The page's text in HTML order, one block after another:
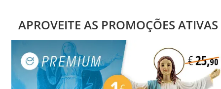
APROVEITE AS PROMOÇÕES ATIVAS